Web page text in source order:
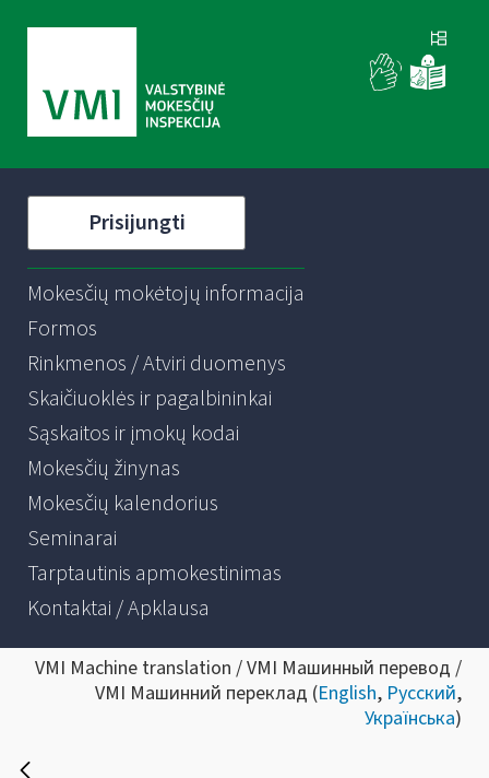
Prisijungti
Mokesčių mokėtojų informacija
Formos
Rinkmenos / Atviri duomenys
Skaičiuoklės ir pagalbininkai
Sąskaitos ir įmokų kodai
Mokesčių žinynas
Mokesčių kalendorius
Seminarai
Tarptautinis apmokestinimas
Kontaktai / Apklausa
VMI Machine translation / VMI Машинный перевод /
VMI Машинний переклад (English, Русский,
Українська)